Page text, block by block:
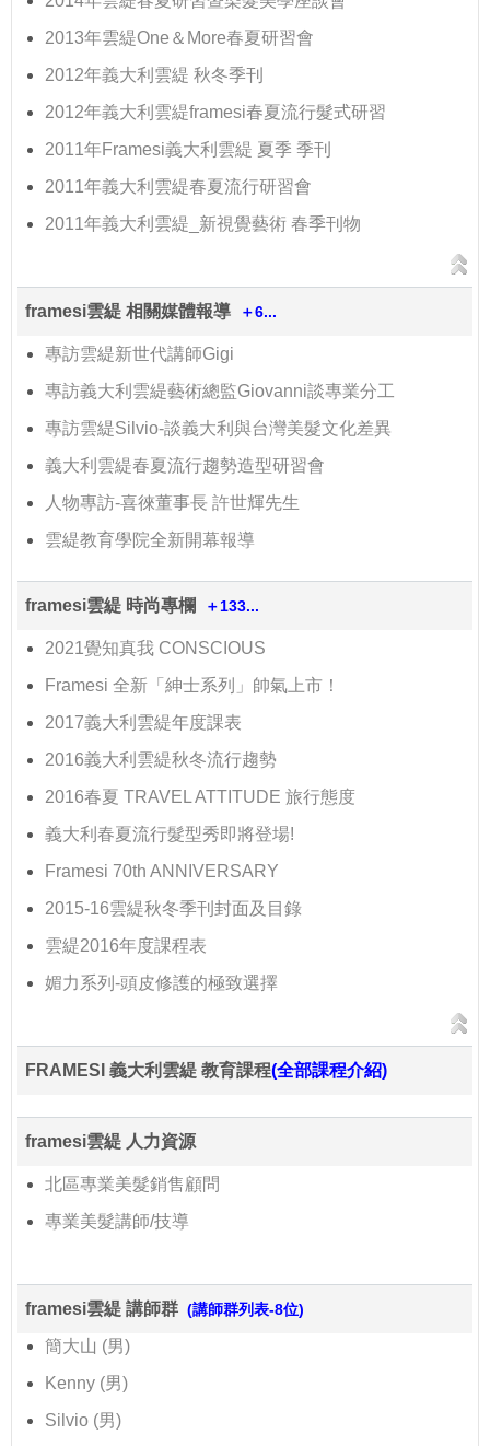
2013年雲緹One＆More春夏研習會
2012年義大利雲緹 秋冬季刊
2012年義大利雲緹framesi春夏流行髮式研習
2011年Framesi義大利雲緹 夏季 季刊
2011年義大利雲緹春夏流行研習會
2011年義大利雲緹_新視覺藝術 春季刊物
framesi雲緹 相關媒體報導 ＋6...
專訪雲緹新世代講師Gigi
專訪義大利雲緹藝術總監Giovanni談專業分工
專訪雲緹Silvio-談義大利與台灣美髮文化差異
義大利雲緹春夏流行趨勢造型研習會
人物專訪-喜徠董事長 許世輝先生
雲緹教育學院全新開幕報導
framesi雲緹 時尚專欄 ＋133...
2021覺知真我 CONSCIOUS
Framesi 全新「紳士系列」帥氣上市！
2017義大利雲緹年度課表
2016義大利雲緹秋冬流行趨勢
2016春夏 TRAVEL ATTITUDE 旅行態度
義大利春夏流行髮型秀即將登場!
Framesi 70th ANNIVERSARY
2015-16雲緹秋冬季刊封面及目錄
雲緹2016年度課程表
媚力系列-頭皮修護的極致選擇
FRAMESI 義大利雲緹 教育課程(全部課程介紹)
framesi雲緹 人力資源
北區專業美髮銷售顧問
專業美髮講師/技導
framesi雲緹 講師群 (講師群列表-8位)
簡大山 (男)
Kenny (男)
Silvio (男)